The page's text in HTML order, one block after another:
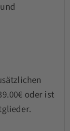
oder ist